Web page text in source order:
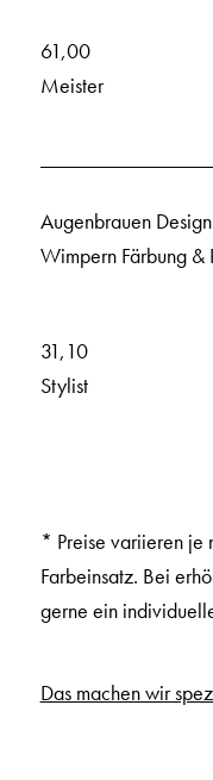
61,00
Meister
Augenbrauen Design
Wimpern Färbung &
31,10
Stylist
* Preise variieren je
Farbeinsatz. Bei
gerne ein
Das machen wir